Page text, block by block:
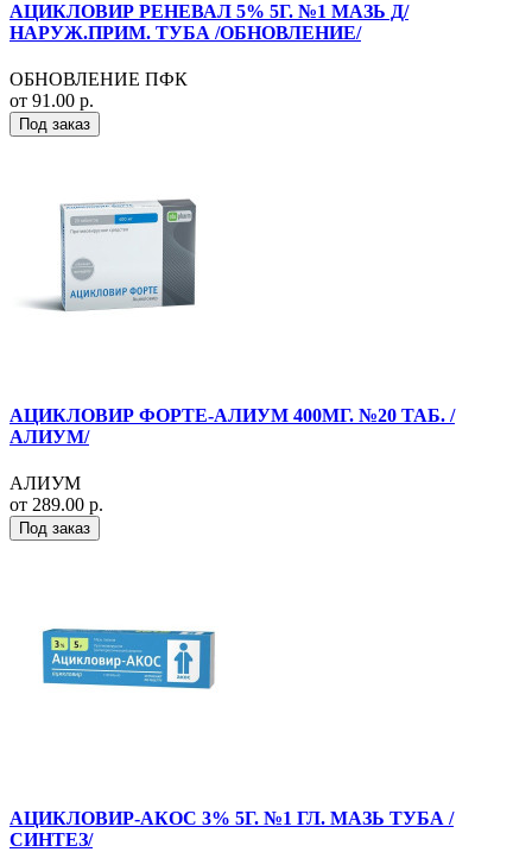
АЦИКЛОВИР РЕНЕВАЛ 5% 5Г. №1 МАЗЬ Д/
НАРУЖ.ПРИМ. ТУБА /ОБНОВЛЕНИЕ/
ОБНОВЛЕНИЕ ПФК
от 91.00 р.
Под заказ
АЦИКЛОВИР ФОРТЕ-АЛИУМ 400МГ. №20 ТАБ. /
АЛИУМ/
АЛИУМ
от 289.00 р.
Под заказ
АЦИКЛОВИР-АКОС 3% 5Г. №1 ГЛ. МАЗЬ ТУБА /
СИНТЕЗ/